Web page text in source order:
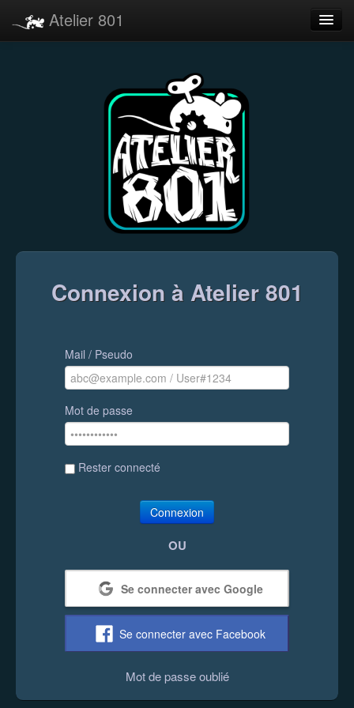
Atelier 801
Connexion à Atelier 801
Mail / Pseudo
Mot de passe
Rester connecté
Connexion
OU
Se connecter avec Google
Se connecter avec Facebook
Mot de passe oublié